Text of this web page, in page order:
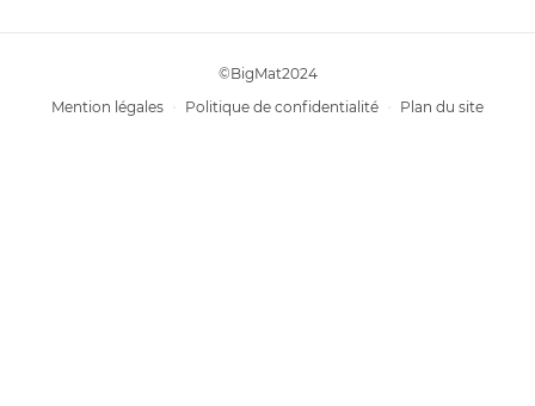
©BigMat2024
Mention légales
Politique de confidentialité Plan du site